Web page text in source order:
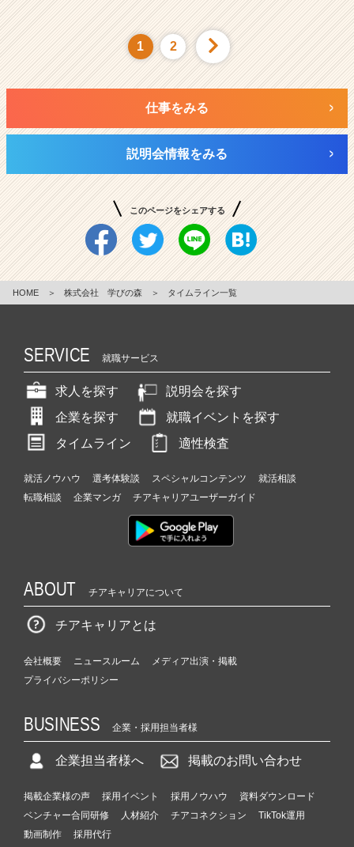
1 2
仕事をみる
説明会情報をみる
このページをシェアする
HOME ＞ 株式会社 学びの森 ＞ タイムライン一覧
SERVICE 就職サービス
求人を探す
説明会を探す
企業を探す
就職イベントを探す
タイムライン
適性検査
就活ノウハウ 選考体験談 スペシャルコンテンツ
就活相談
転職相談
企業マンガ チアキャリアユーザーガイド
ABOUT チアキャリアについて
チアキャリアとは
会社概要 ニュースルーム
メディア出演・掲載
プライバシーポリシー
BUSINESS 企業・採用担当者様
企業担当者様へ 掲載のお問い合わせ
掲載企業様の声 採用イベント 採用ノウハウ
資料ダウンロード
ベンチャー合同研修
人材紹介 チアコネクション
TikTok運用
動画制作
採用代行